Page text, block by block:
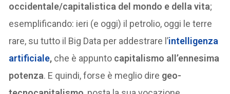
occidentale/capitalistica del mondo e della vita;
esemplificando: ieri (e oggi) il petrolio, oggi le terre
rare, su tutto il Big Data per addestrare l’intelligenza
artificiale, che è appunto capitalismo all’ennesima
potenza. E quindi, forse è meglio dire geo-